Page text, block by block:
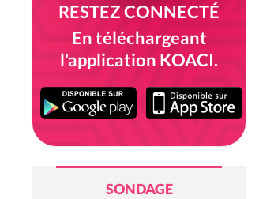
RESTEZ CONNECTÉ
En téléchargeant
l'application KOACI.
SONDAGE